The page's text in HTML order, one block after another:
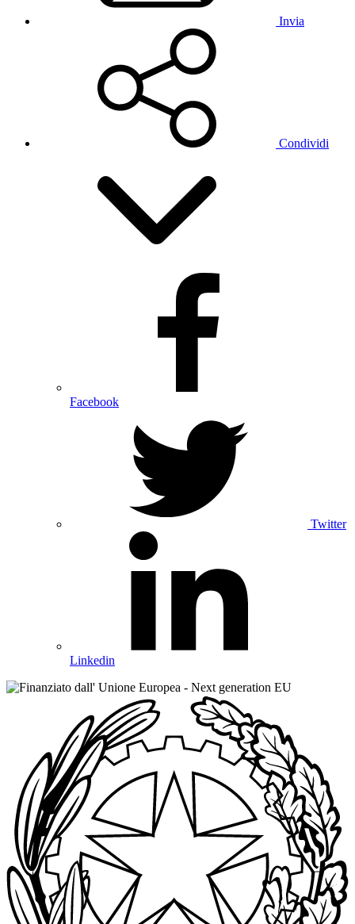
Invia
Condividi
Facebook
Twitter
Linkedin